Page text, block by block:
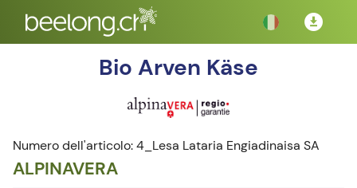
Bio Arven Käse
Numero dell'articolo: 4_Lesa Lataria Engiadinaisa SA
ALPINAVERA